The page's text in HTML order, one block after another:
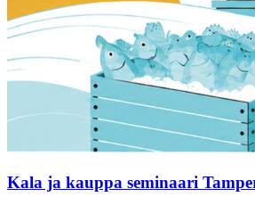
Kala ja kauppa seminaari